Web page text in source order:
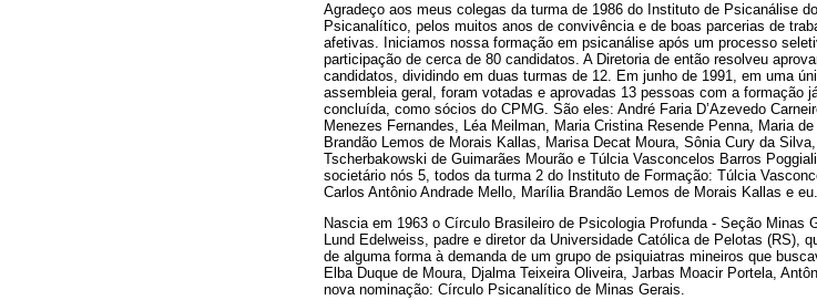
Agradeço aos meus colegas da turma de 1986 do Instituto de Psicanálise
Psicanalítico, pelos muitos anos de convivência e de boas parcerias de
afetivas. Iniciamos nossa formação em psicanálise após um processo
participação de cerca de 80 candidatos. A Diretoria de então resolveu
candidatos, dividindo em duas turmas de 12. Em junho de 1991, em uma
assembleia geral, foram votadas e aprovadas 13 pessoas com a formação
concluída, como sócios do CPMG. São eles: André Faria D’Azevedo
Menezes Fernandes, Léa Meilman, Maria Cristina Resende Penna, Maria
Brandão Lemos de Morais Kallas, Marisa Decat Moura, Sônia Cury da
Tscherbakowski de Guimarães Mourão e Túlcia Vasconcelos Barros
societário nós 5, todos da turma 2 do Instituto de Formação: Túlcia
Carlos Antônio Andrade Mello, Marília Brandão Lemos de Morais Kallas e eu.
Nascia em 1963 o Círculo Brasileiro de Psicologia Profunda - Seção Minas
Lund Edelweiss, padre e diretor da Universidade Católica de Pelotas (RS),
de alguma forma à demanda de um grupo de psiquiatras mineiros que
Elba Duque de Moura, Djalma Teixeira Oliveira, Jarbas Moacir Portela,
nova nominação: Círculo Psicanalítico de Minas Gerais.